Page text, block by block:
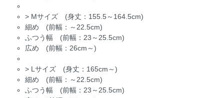
> Mサイズ (身丈：155.5～164.5cm)
細め (前幅：～22.5cm)
ふつう幅 (前幅：23～25.5cm)
広め (前幅：26cm～)
> Lサイズ (身丈：165cm～)
細め (前幅：～22.5cm)
ふつう幅 (前幅：23～25.5cm)